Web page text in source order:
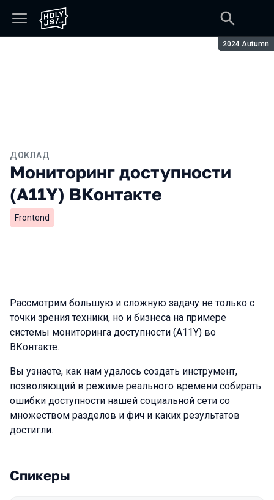
Сезон:
2024 Autumn
ДОКЛАД
Мониторинг доступности
(A11Y) ВКонтакте
Frontend
Рассмотрим большую и сложную задачу не только с
точки зрения техники, но и бизнеса на примере
системы мониторинга доступности (A11Y) во
ВКонтакте.
Вы узнаете, как нам удалось создать инструмент,
позволяющий в режиме реального времени собирать
ошибки доступности нашей социальной сети со
множеством разделов и фич и каких результатов
достигли.
Спикеры